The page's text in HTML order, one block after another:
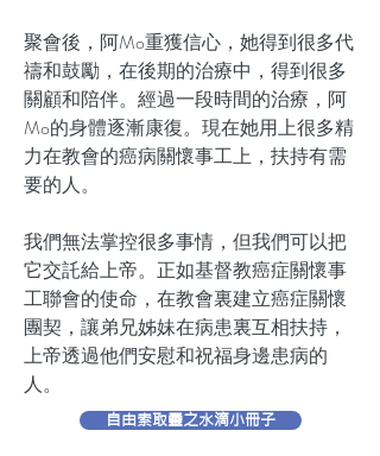
聚會後，阿Mo重獲信心，她得到很多代
禱和鼓勵，在後期的治療中，得到很多
關顧和陪伴。經過一段時間的治療，阿
Mo的身體逐漸康復。現在她用上很多精
力在教會的癌病關懷事工上，扶持有需
要的人。
我們無法掌控很多事情，但我們可以把
它交託給上帝。正如基督教癌症關懷事
工聯會的使命，在教會裏建立癌症關懷
團契，讓弟兄姊妹在病患裏互相扶持，
上帝透過他們安慰和祝福身邊患病的
人。
自由索取靈之水滴小冊子